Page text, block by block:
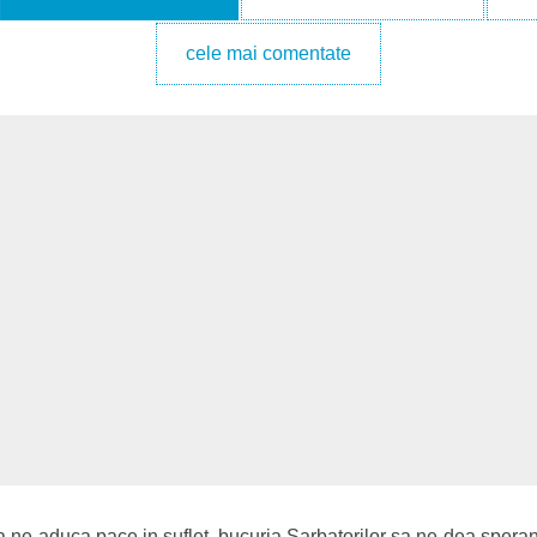
cele mai comentate